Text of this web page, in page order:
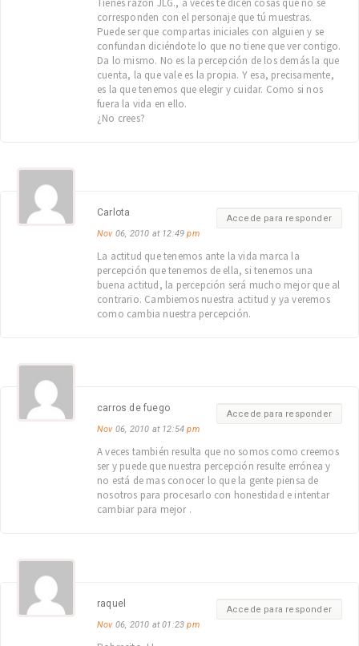
Tienes razón JLG., a veces te dicen cosas que no se
corresponden con el personaje que tú muestras.
Puede ser que compartas iniciales con alguien y se
confundan diciéndote lo que no tiene que ver contigo.
Da lo mismo. No es la percepción de los demás la que
cuenta, la que vale es la propia. Y esa, precisamente,
es la que tenemos que elegir y cuidar. Como si nos
fuera la vida en ello.
¿No crees?
Accede para responder
Carlota
Nov06, 2010 at 12:49pm
La actitud que tenemos ante la vida marca la
percepción que tenemos de ella, si tenemos una
buena actitud, la percepción será mucho mejor que al
contrario. Cambiemos nuestra actitud y ya veremos
como cambia nuestra percepción.
Accede para responder
carros de fuego
Nov06, 2010 at 12:54pm
A veces también resulta que no somos como creemos
ser y puede que nuestra percepción resulte errónea y
no está de mas conocer lo que la gente piensa de
nosotros para procesarlo con honestidad e intentar
cambiar para mejor .
Accede para responder
raquel
Nov06, 2010 at 01:23pm